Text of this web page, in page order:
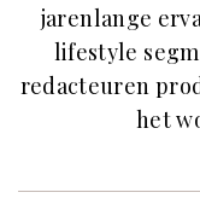
jarenlange
lifestyle
redacteuren
het